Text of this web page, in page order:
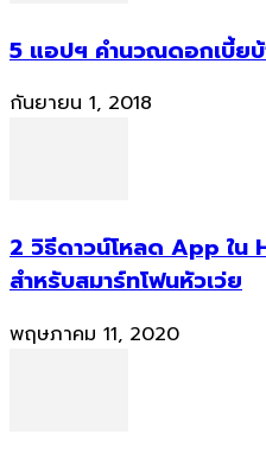
5 แอปฯ คำนวณดอกเบี้ย
กันยายน 1, 2018
2 วิธีดาวน์โหลด App ใน
สำหรับสมาร์ทโฟนหัวเว่ย
พฤษภาคม 11, 2020